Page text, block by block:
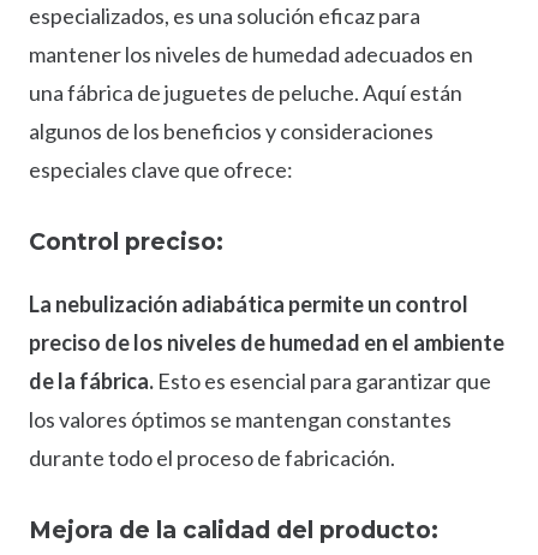
especializados, es una solución eficaz para
mantener los niveles de humedad adecuados en
una fábrica de juguetes de peluche. Aquí están
algunos de los beneficios y consideraciones
especiales clave que ofrece:
Control preciso:
La nebulización adiabática permite un control
preciso de los niveles de humedad en el ambiente
de la fábrica. Esto es esencial para garantizar que
los valores óptimos se mantengan constantes
durante todo el proceso de fabricación.
Mejora de la calidad del producto: